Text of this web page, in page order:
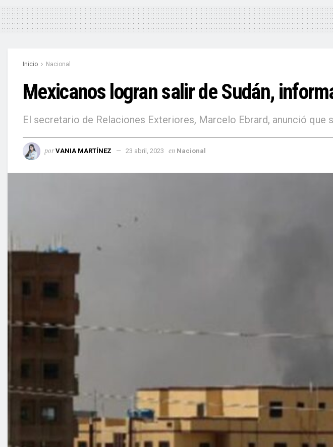
Inicio Nacional
Mexicanos logran salir de Sudán,
El secretario de Relaciones Exteriores, Marcelo Ebrard, anunció que
por VANIA MARTÍNEZ 23 abril, 2023 en Nacional